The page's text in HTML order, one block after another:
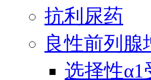
抗利尿药
良性前列腺
选择性α1